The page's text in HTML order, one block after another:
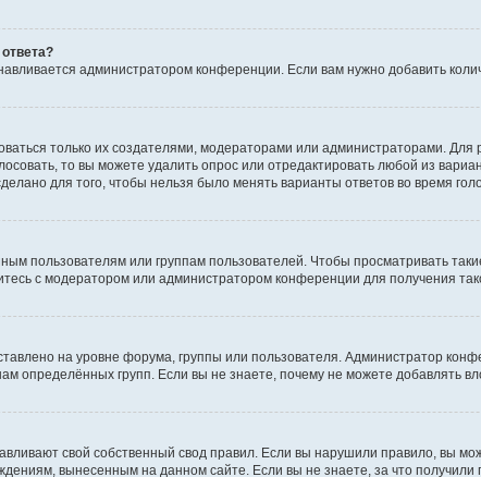
администратором конференции. Если вам нужно добавить
только их создателями, модераторами или администраторами.
то вы можете удалить опрос или отредактировать любой из
для того, чтобы нельзя было менять варианты ответов во время
пользователям или группам пользователей. Чтобы просматривать
с модератором или администратором конференции для получения
на уровне форума, группы или пользователя. Администратор
определённых групп. Если вы не знаете, почему не можете добавлять
свой собственный свод правил. Если вы нарушили правило, вы
вынесенным на данном сайте. Если вы не знаете, за что